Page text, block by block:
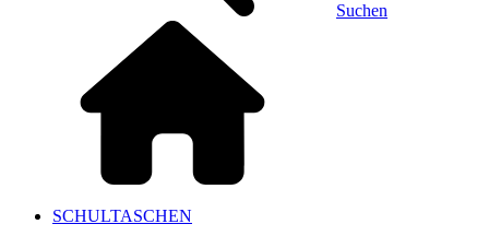
Suchen
SCHULTASCHEN